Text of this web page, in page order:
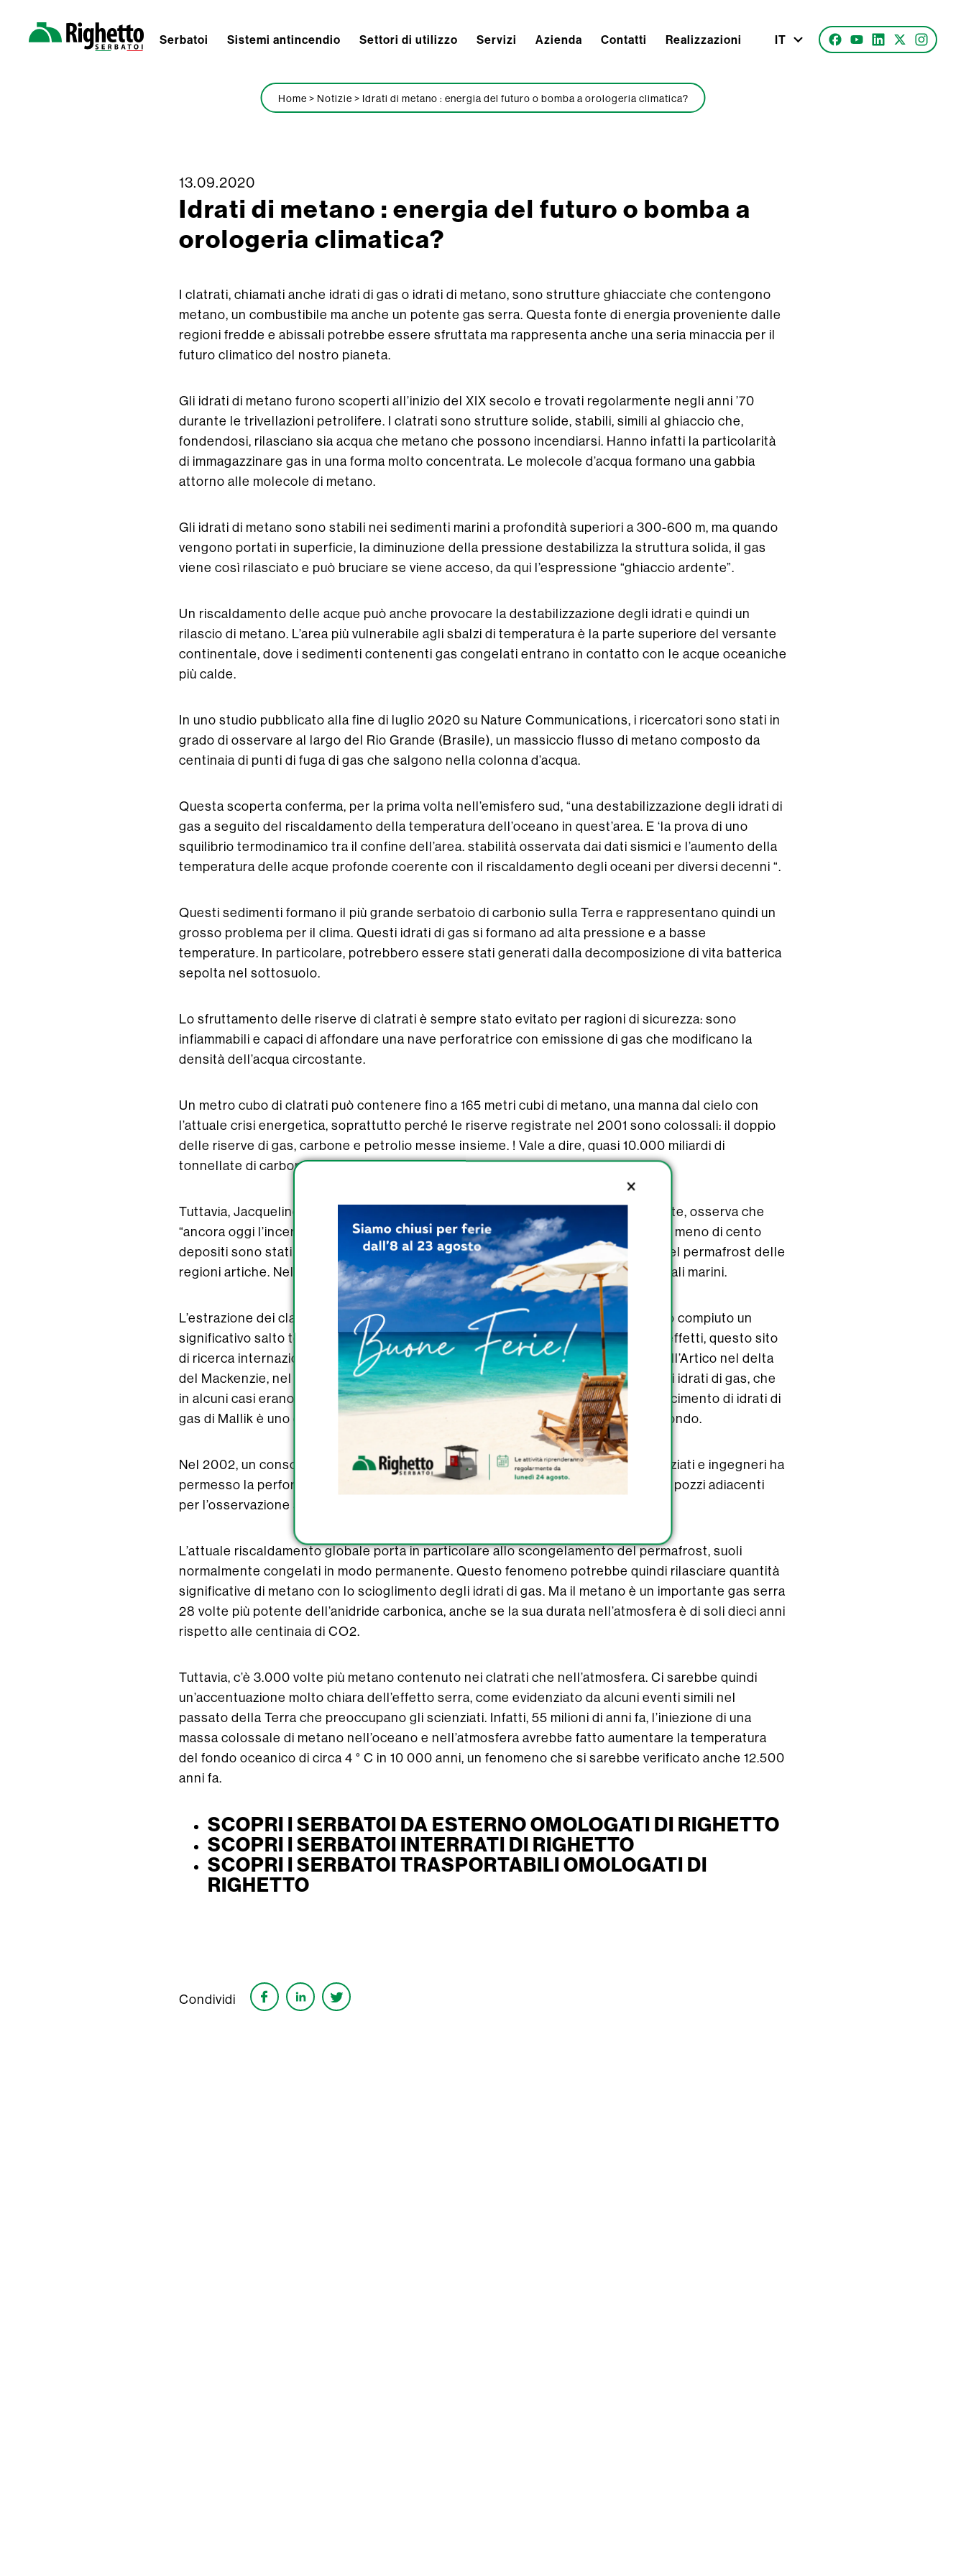
Righetto
Serbatoi Sistemi antincendio Settori di utilizzo Servizi Azienda Contatti Realizzazioni IT
Home > Notizie > Idrati di metano : energia del futuro o bomba a orologeria climatica?
13.09.2020
Idrati di metano : energia del futuro o bomba a
orologeria climatica?
I clatrati, chiamati anche idrati di gas o idrati di metano, sono strutture ghiacciate che contengono
metano, un combustibile ma anche un potente gas serra. Questa fonte di energia proveniente dalle
regioni fredde e abissali potrebbe essere sfruttata ma rappresenta anche una seria minaccia per il
futuro climatico del nostro pianeta.
Gli idrati di metano furono scoperti all’inizio del XIX secolo e trovati regolarmente negli anni ’70
durante le trivellazioni petrolifere. I clatrati sono strutture solide, stabili, simili al ghiaccio che,
fondendosi, rilasciano sia acqua che metano che possono incendiarsi. Hanno infatti la particolarità
di immagazzinare gas in una forma molto concentrata. Le molecole d’acqua formano una gabbia
attorno alle molecole di metano.
Gli idrati di metano sono stabili nei sedimenti marini a profondità superiori a 300-600 m, ma quando
vengono portati in superficie, la diminuzione della pressione destabilizza la struttura solida, il gas
viene così rilasciato e può bruciare se viene acceso, da qui l’espressione “ghiaccio ardente”.
Un riscaldamento delle acque può anche provocare la destabilizzazione degli idrati e quindi un
rilascio di metano. L’area più vulnerabile agli sbalzi di temperatura è la parte superiore del versante
continentale, dove i sedimenti contenenti gas congelati entrano in contatto con le acque oceaniche
più calde.
In uno studio pubblicato alla fine di luglio 2020 su Nature Communications, i ricercatori sono stati in
grado di osservare al largo del Rio Grande (Brasile), un massiccio flusso di metano composto da
centinaia di punti di fuga di gas che salgono nella colonna d’acqua.
Questa scoperta conferma, per la prima volta nell’emisfero sud, “una destabilizzazione degli idrati di
gas a seguito del riscaldamento della temperatura dell’oceano in quest’area. E ‘la prova di uno
squilibrio termodinamico tra il confine dell’area. stabilità osservata dai dati sismici e l’aumento della
temperatura delle acque profonde coerente con il riscaldamento degli oceani per diversi decenni “.
Questi sedimenti formano il più grande serbatoio di carbonio sulla Terra e rappresentano quindi un
grosso problema per il clima. Questi idrati di gas si formano ad alta pressione e a basse
temperature. In particolare, potrebbero essere stati generati dalla decomposizione di vita batterica
sepolta nel sottosuolo.
Lo sfruttamento delle riserve di clatrati è sempre stato evitato per ragioni di sicurezza: sono
infiammabili e capaci di affondare una nave perforatrice con emissione di gas che modificano la
densità dell’acqua circostante.
Un metro cubo di clatrati può contenere fino a 165 metri cubi di metano, una manna dal cielo con
l’attuale crisi energetica, soprattutto perché le riserve registrate nel 2001 sono colossali: il doppio
delle riserve di gas, carbone e petrolio messe insieme. ! Vale a dire, quasi 10.000 miliardi di
tonnellate di carbonio.
Tuttavia, Jacqueline Lecourtier, direttrice scientifica del French Petroleum Institute, osserva che
“ancora oggi l’incertezza è terribile sulla quantità di riserve di idrati di gas”. Finora, meno di cento
depositi sono stati trovati o fortemente sospettati lungo i margini sottomarini e nel permafrost delle
regioni artiche. Nel Golfo del Messico, i clatrati affiorano persino e coprono i fondali marini.
L’estrazione dei clatrati è sia pericolosa che costosa, ma per la prima volta è stato compiuto un
significativo salto tecnologico nel sito di Mallik nell’estremo nord del Canada. In effetti, questo sito
di ricerca internazionale è stato creato per lo studio degli idrati di gas naturale dall’Artico nel delta
del Mackenzie, nel Canada nord-occidentale. Gli elevati valori di saturazione degli idrati di gas, che
in alcuni casi erano superiori all’80% del volume dei pori, hanno stabilito che il giacimento di idrati di
gas di Mallik è uno dei serbatoi con la più alta concentrazione di idrati. di gas al mondo.
Nel 2002, un consorzio allargato di sette partner internazionali e più di 300 scienziati e ingegneri ha
permesso la perforazione di un pozzo profondo 1200 m per lo sfruttamento e due pozzi adiacenti
per l’osservazione scientifica.
L’attuale riscaldamento globale porta in particolare allo scongelamento del permafrost, suoli
normalmente congelati in modo permanente. Questo fenomeno potrebbe quindi rilasciare quantità
significative di metano con lo scioglimento degli idrati di gas. Ma il metano è un importante gas serra
28 volte più potente dell’anidride carbonica, anche se la sua durata nell’atmosfera è di soli dieci anni
rispetto alle centinaia di CO2.
Tuttavia, c’è 3.000 volte più metano contenuto nei clatrati che nell’atmosfera. Ci sarebbe quindi
un’accentuazione molto chiara dell’effetto serra, come evidenziato da alcuni eventi simili nel
passato della Terra che preoccupano gli scienziati. Infatti, 55 milioni di anni fa, l’iniezione di una
massa colossale di metano nell’oceano e nell’atmosfera avrebbe fatto aumentare la temperatura
del fondo oceanico di circa 4 ° C in 10 000 anni, un fenomeno che si sarebbe verificato anche 12.500
anni fa.
SCOPRI I SERBATOI DA ESTERNO OMOLOGATI DI RIGHETTO
SCOPRI I SERBATOI INTERRATI DI RIGHETTO
SCOPRI I SERBATOI TRASPORTABILI OMOLOGATI DI
RIGHETTO
Condividi